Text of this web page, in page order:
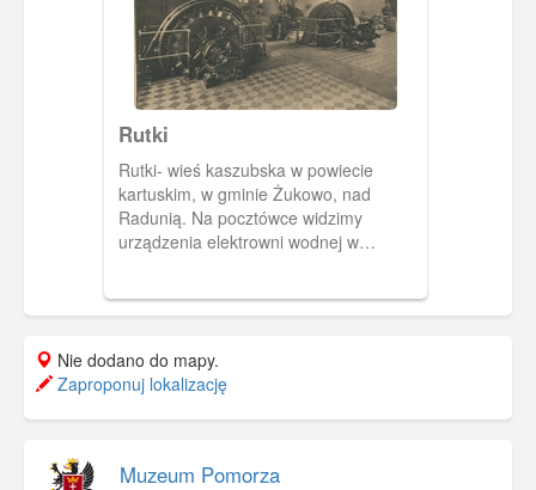
Rutki
Rutki- wieś kaszubska w powiecie
kartuskim, w gminie Żukowo, nad
Radunią. Na pocztówce widzimy
urządzenia elektrowni wodnej w
Nie dodano do mapy.
Zaproponuj lokalizację
Muzeum Pomorza